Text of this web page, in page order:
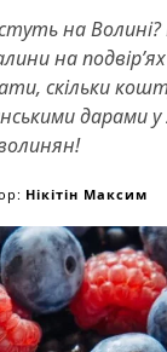
на
на
скільки
дарами у
Нікітін Максим